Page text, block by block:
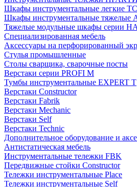
Шкафы инструментальные легкие ТС
Шкафы инструментальные тяжелые
Тяжелые модульные шкафы серии
Cпециализированная мебель
Аксессуары на перфорированный
Стулья промышленные
Столы сварщика, сварочные посты
Верстаки серии PROFI M
Тумбы инструментальные EXPERT T
Верстаки Constructor
Верстаки Fabrik
Верстаки Mechanic
Верстаки Self
Верстаки Technic
Дополнительное оборудование и
Антистатическая мебель
Инструментальные тележки FBK
Передвижные стойки Constructor
Тележки инструментальные Place
Тележки инструментальные Self